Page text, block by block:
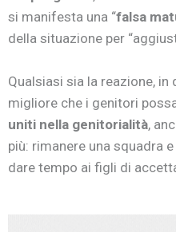
si manifesta una “falsa
della situazione per
Qualsiasi sia la reazione,
migliore che i genitori
uniti nella genitorialità,
più: rimanere una squadra
dare tempo ai figli di